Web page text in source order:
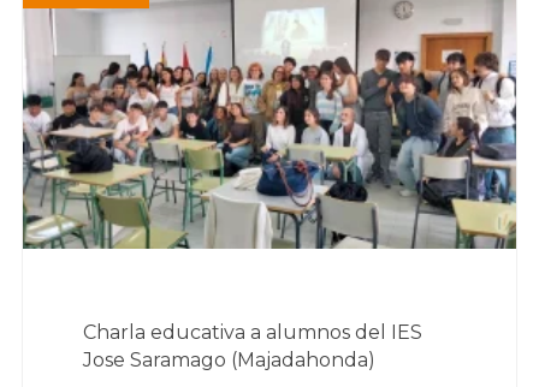
Charla educativa a alumnos del IES
Jose Saramago (Majadahonda)